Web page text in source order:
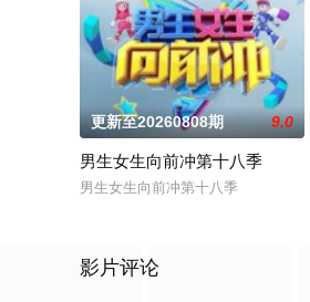
更新至20260808期 9.0
男生女生向前冲第十八季
男生女生向前冲第十八季
影片评论